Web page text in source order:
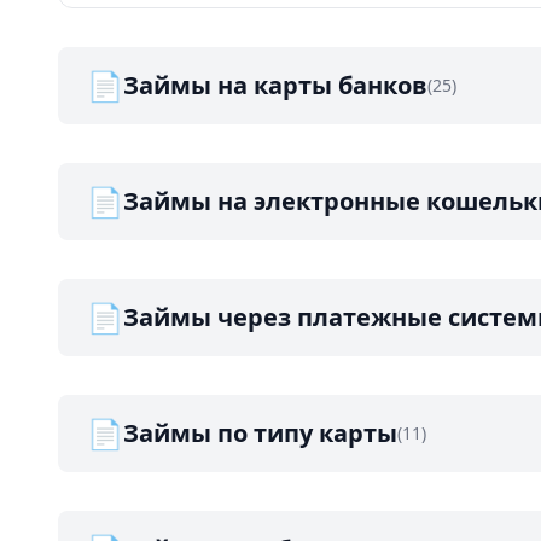
📄Займы на карты банков(25)
📄Займы на электронные
📄Займы через платежные
📄Займы по типу карты(11)